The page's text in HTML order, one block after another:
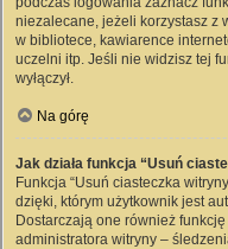
niezalecane, jeżeli korzystasz z
w bibliotece, kawiarence
uczelni itp. Jeśli nie widzisz tej
wyłączył.
Na górę
Jak działa funkcja “Usuń
Funkcja “Usuń ciasteczka
dzięki, którym użytkownik jest
Dostarczają one również
administratora witryny –